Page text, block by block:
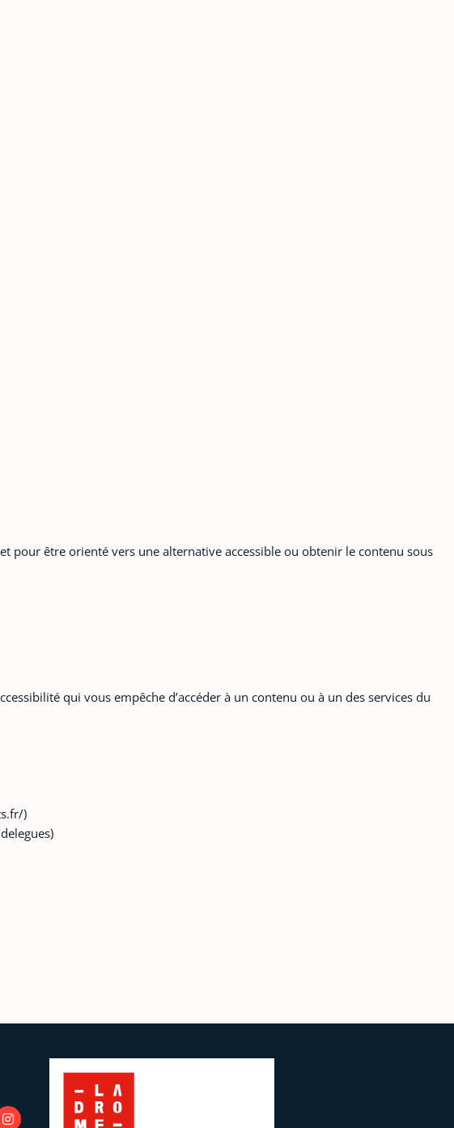
pour être orienté vers une alternative accessible ou obtenir le contenu sous
qui vous empêche d’accéder à un contenu ou à un des services du
)
I